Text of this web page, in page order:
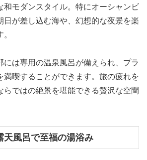
和モダンスタイル。特にオーシャンビ
日が差し込む海や、幻想的な夜景を楽
には専用の温泉風呂が備えられ、プラ
満喫することができます。旅の疲れを
らではの絶景を堪能できる贅沢な空間
天風呂で至福の湯浴み